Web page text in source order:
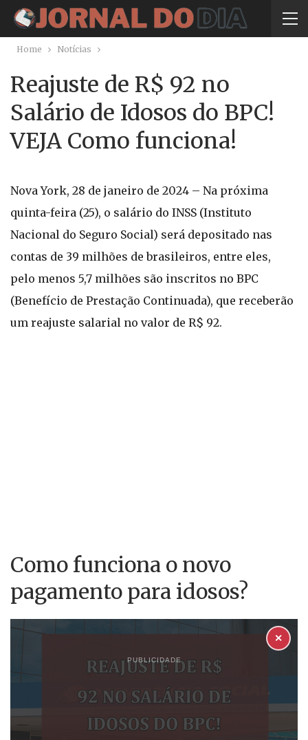
Home Notícias
Reajuste de R$ 92 no
Salário de Idosos do BPC!
VEJA Como funciona!
Nova York, 28 de janeiro de 2024 – Na próxima
quinta-feira (25), o salário do INSS (Instituto
Nacional do Seguro Social) será depositado nas
contas de 39 milhões de brasileiros, entre eles,
pelo menos 5,7 milhões são inscritos no BPC
(Benefício de Prestação Continuada), que receberão
um reajuste salarial no valor de R$ 92.
Como funciona o novo
pagamento para idosos?
PUBLICIDADE
✕